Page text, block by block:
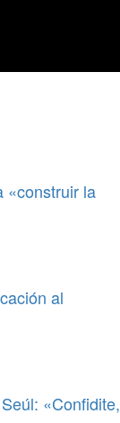
«construir la
al
«Confidite,